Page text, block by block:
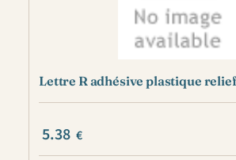
Lettre R adhésive plastique
5.38 €